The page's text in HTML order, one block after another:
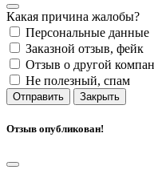
Какая причина жалобы?
Персональные данные
Заказной отзыв, фейк
Отзыв о другой
Не полезный, спам
Отправить Закрыть
Отзыв опубликован!